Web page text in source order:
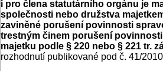
i pro člena statutárního orgánu je
společnosti nebo družstva
zaviněné porušení povinnosti
trestným činem porušení
majetku podle § 220 nebo § 221 tr.
rozhodnutí publikované pod č. 41/